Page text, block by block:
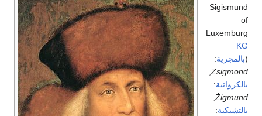
Sigismund
of
Luxemburg
KG
(بالمجرية:
Zsigmond
بالكرواتية:
Žigmund
بالتشيكية: